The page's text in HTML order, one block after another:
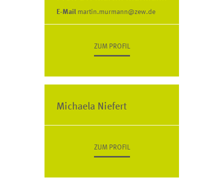
E-Mail martin.murmann@zew.de
ZUM PROFIL
Michaela Niefert
ZUM PROFIL